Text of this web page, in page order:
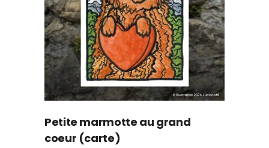
Petite marmotte au grand
coeur (carte)